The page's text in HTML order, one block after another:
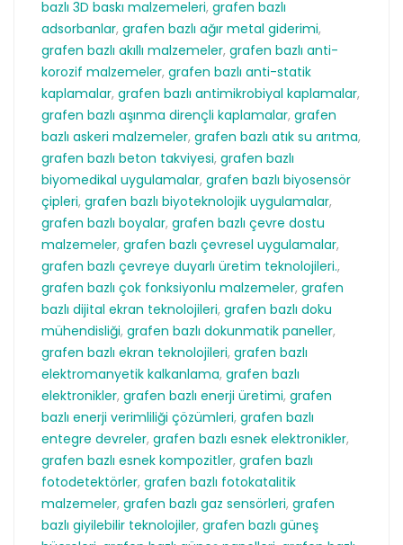
bazlı 3D baskı malzemeleri, grafen bazlı
adsorbanlar, grafen bazlı ağır metal giderimi,
grafen bazlı akıllı malzemeler, grafen bazlı anti-
korozif malzemeler, grafen bazlı anti-statik
kaplamalar, grafen bazlı antimikrobiyal kaplamalar,
grafen bazlı aşınma dirençli kaplamalar, grafen
bazlı askeri malzemeler, grafen bazlı atık su arıtma,
grafen bazlı beton takviyesi, grafen bazlı
biyomedikal uygulamalar, grafen bazlı biyosensör
çipleri, grafen bazlı biyoteknolojik uygulamalar,
grafen bazlı boyalar, grafen bazlı çevre dostu
malzemeler, grafen bazlı çevresel uygulamalar,
grafen bazlı çevreye duyarlı üretim teknolojileri.,
grafen bazlı çok fonksiyonlu malzemeler, grafen
bazlı dijital ekran teknolojileri, grafen bazlı doku
mühendisliği, grafen bazlı dokunmatik paneller,
grafen bazlı ekran teknolojileri, grafen bazlı
elektromanyetik kalkanlama, grafen bazlı
elektronikler, grafen bazlı enerji üretimi, grafen
bazlı enerji verimliliği çözümleri, grafen bazlı
entegre devreler, grafen bazlı esnek elektronikler,
grafen bazlı esnek kompozitler, grafen bazlı
fotodetektörler, grafen bazlı fotokatalitik
malzemeler, grafen bazlı gaz sensörleri, grafen
bazlı giyilebilir teknolojiler, grafen bazlı güneş